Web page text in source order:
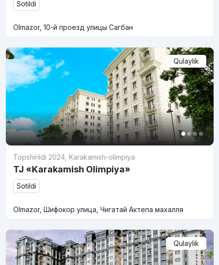
Sotildi
Olmazor, 10-й проезд улицы Сагбан
Qulaylik
Topshirildi 2024, Karakamish-olimpiya
TJ «Karakamish Olimpiya»
Sotildi
Olmazor, Шифокор улица, Чигатай Актепа махалля
Qulaylik